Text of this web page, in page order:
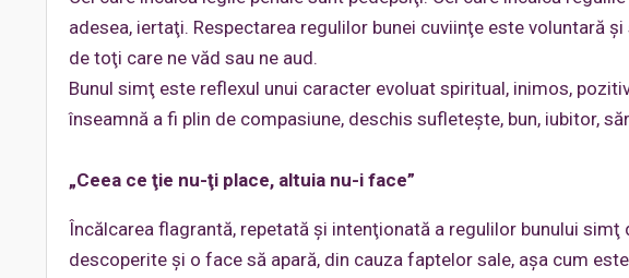
adesea, iertaţi. Respectarea regulilor bunei cuviinţe este voluntară
de toţi care ne văd sau ne aud.
Bunul simţ este reflexul unui caracter evoluat spiritual, inimos,
înseamnă a fi plin de compasiune, deschis sufleteşte, bun, iubitor,
„Ceea ce ţie nu-ţi place, altuia nu-i face”
Încălcarea flagrantă, repetată şi intenţionată a regulilor bunului
descoperite şi o face să apară, din cauza faptelor sale, aşa cum